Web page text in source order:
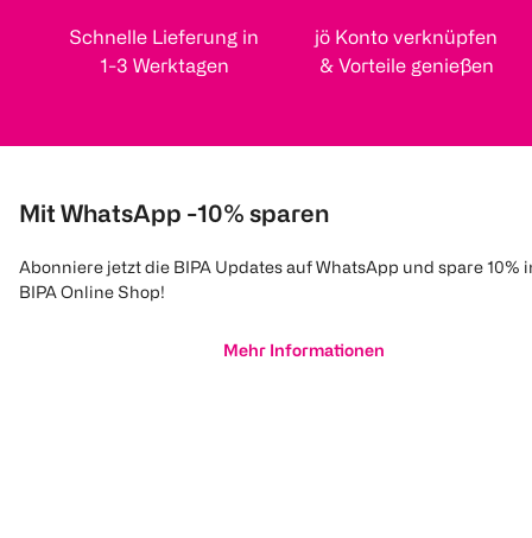
Schnelle Lieferung in
1-3 Werktagen
jö Konto verknüpfen
& Vorteile genießen
Mit WhatsApp -10% sparen
Abonniere jetzt die BIPA Updates auf WhatsApp und spare 10%
BIPA Online Shop!
Mehr Informationen